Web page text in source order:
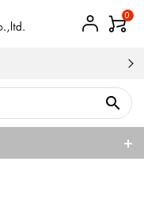
0
search